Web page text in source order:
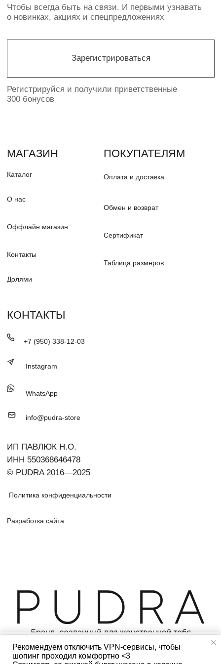
Добавить в корзину
ИП ПАВЛЮК Н.О.
ИНН 550368646478
© PUDRA 2016—2025
Рекомендуем отключить VPN-сервисы, чтобы
шопинг проходил комфортно <3